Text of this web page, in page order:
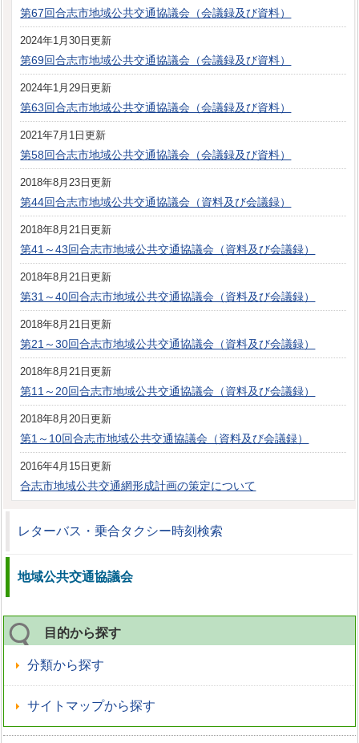
第67回合志市地域公共交通協議会（会議録及び資料）
2024年1月30日更新
第69回合志市地域公共交通協議会（会議録及び資料）
2024年1月29日更新
第63回合志市地域公共交通協議会（会議録及び資料）
2021年7月1日更新
第58回合志市地域公共交通協議会（会議録及び資料）
2018年8月23日更新
第44回合志市地域公共交通協議会（資料及び会議録）
2018年8月21日更新
第41～43回合志市地域公共交通協議会（資料及び会議録）
2018年8月21日更新
第31～40回合志市地域公共交通協議会（資料及び会議録）
2018年8月21日更新
第21～30回合志市地域公共交通協議会（資料及び会議録）
2018年8月21日更新
第11～20回合志市地域公共交通協議会（資料及び会議録）
2018年8月20日更新
第1～10回合志市地域公共交通協議会（資料及び会議録）
2016年4月15日更新
合志市地域公共交通網形成計画の策定について
レターバス・乗合タクシー時刻検索
地域公共交通協議会
目的から探す
分類から探す
サイトマップから探す